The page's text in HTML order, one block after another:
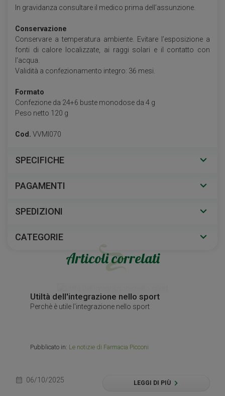
In gravidanza consultare il medico prima dell’assunzione.
Conservazione
Conservare a temperatura ambiente. Evitare l’esposizione a
fonti di calore localizzate, ai raggi solari e il contatto con
l’acqua.
Validità a confezionamento integro: 36 mesi.
Formato
Confezione da 24+6 buste monodose da 4 g
Peso netto 120 g
Cod. VVMI070
SPECIFICHE
PAGAMENTI
SPEDIZIONI
CATEGORIE
Articoli correlati
Utiltà dell'integrazione nello sport
Perchè è utile l'integrazione nello sport
Pubblicato in: Le notizie di Farmacia Picconi
calendar_month 06/10/2025 LEGGI DI PIÙ